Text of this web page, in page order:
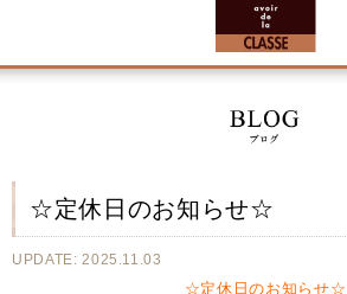
☆定休日のお知らせ☆
UPDATE: 2025.11.03
☆定休日のお知らせ☆